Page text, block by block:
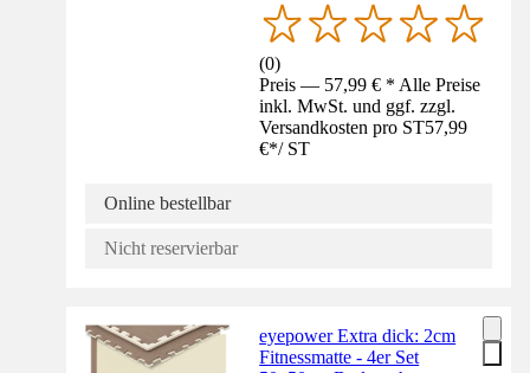
(0)
Preis — 57,99 € * Alle Preise
inkl. MwSt. und ggf. zzgl.
Versandkosten pro ST57,99
€*/ ST
Online bestellbar
Nicht reservierbar
eyepower Extra dick: 2cm
Fitnessmatte - 4er Set